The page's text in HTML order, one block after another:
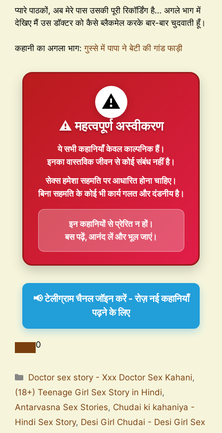
प्यारे पाठकों, अब मेरे पास उसकी पूरी रिकॉर्डिंग है… अगले भाग में
देखिए मैं उस डॉक्टर को कैसे ब्लैकमेल करके बार-बार चुदवाती हूँ।
कहानी का अगला भाग:गुस्से में पापा ने बेटी की गांड फाड़ी
⚠️
⚠️ महत्वपूर्ण अस्वीकरण
ये सभी कहानियाँकेवल काल्पनिकहैं।
इनका वास्तविक जीवन से कोई संबंध नहीं है।
सेक्स हमेशासहमतिपर आधारित होना चाहिए।
बिना सहमति के कोई भी कार्य गलत और दंडनीय है।
इन कहानियों से प्रेरित न हों।
बस पढ़ें, आनंद लें और भूल जाएं।
📢 टेलीग्राम चैनल जॉइन करें - रोज़ नई कहानियाँ
पढ़ने के लिए
0
Doctor sex story - Xxx Doctor Sex Kahani,
(18+) Teenage Girl Sex Story in Hindi,
Antarvasna Sex Stories, Chudai ki kahaniya -
Hindi Sex Story, Desi Girl Chudai - Desi Girl Sex